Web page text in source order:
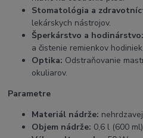
Stomatológia a
lekárskych nástrojov.
Šperkárstvo a hodinárstvo:
a čistenie remienkov hodiniek.
Optika: Odstraňovanie
okuliarov.
Parametre
Materiál nádrže:
Objem nádrže: 0,6 l (600 ml)